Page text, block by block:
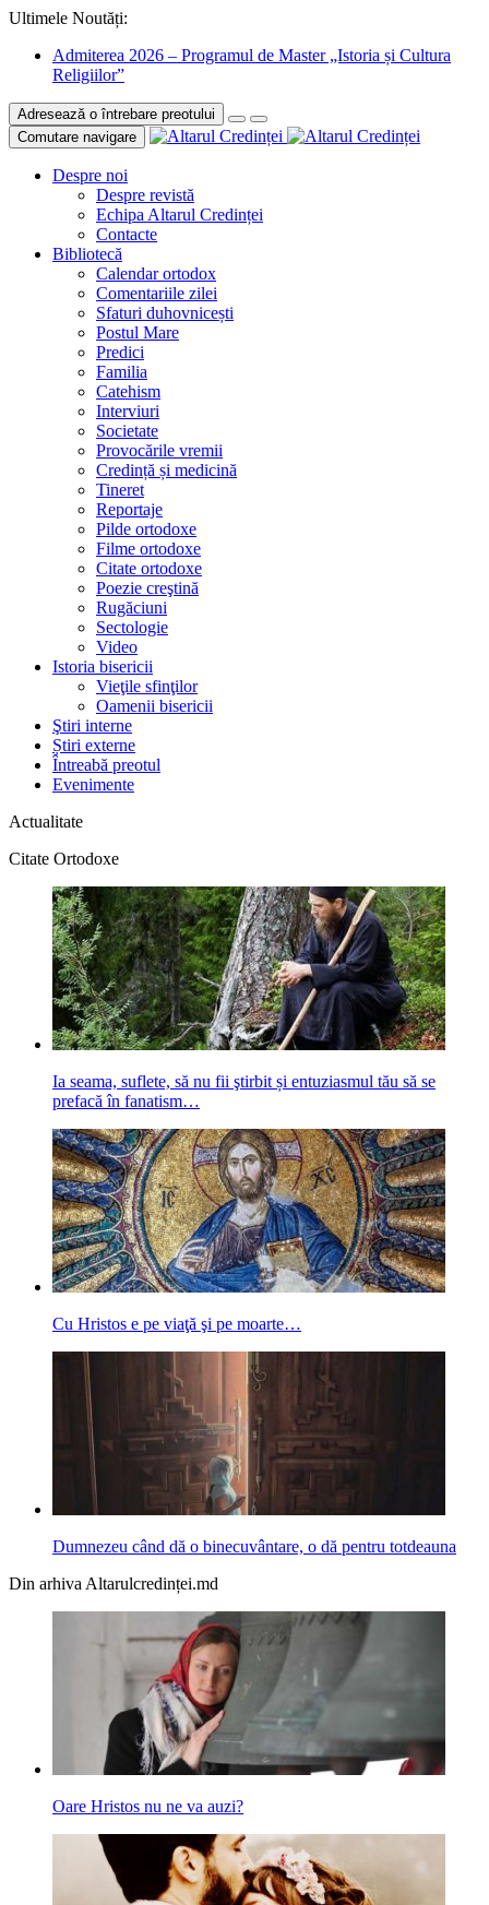
Ultimele Noutăți:
Admiterea 2026 – Programul de Master „Istoria și Cultura
Religiilor”
Adresează o întrebare preotului
Comutare navigare
Despre noi
Despre revistă
Echipa Altarul Credinței
Contacte
Bibliotecă
Calendar ortodox
Comentariile zilei
Sfaturi duhovnicești
Postul Mare
Predici
Familia
Catehism
Interviuri
Societate
Provocările vremii
Credință și medicină
Tineret
Reportaje
Pilde ortodoxe
Filme ortodoxe
Citate ortodoxe
Poezie creştină
Rugăciuni
Sectologie
Video
Istoria bisericii
Vieţile sfinţilor
Oamenii bisericii
Ştiri interne
Știri externe
Întreabă preotul
Evenimente
Actualitate
Citate Ortodoxe
Ia seama, suflete, să nu fii ştirbit și entuziasmul tău să se
prefacă în fanatism…
Cu Hristos e pe viaţă şi pe moarte…
Dumnezeu când dă o binecuvântare, o dă pentru totdeauna
Din arhiva Altarulcredinței.md
Oare Hristos nu ne va auzi?